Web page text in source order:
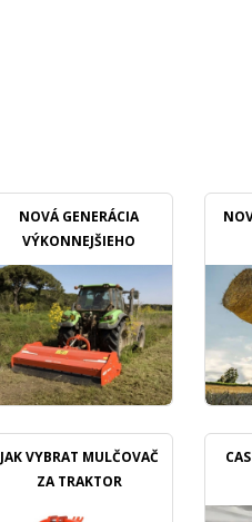
NOVÁ GENERÁCIA
VÝKONNEJŠIEHO
MULČOVAČU
JAK VYBRAT MULČOVAČ
ZA TRAKTOR